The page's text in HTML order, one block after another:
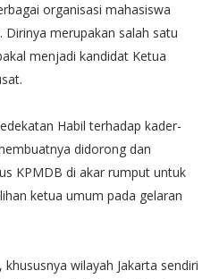
organisasi mahasiswa
Dirinya merupakan salah satu
menjadi kandidat Ketua
Habil terhadap kader-
didorong dan
KPMDB di akar rumput untuk
ketua umum pada gelaran
wilayah Jakarta sendiri